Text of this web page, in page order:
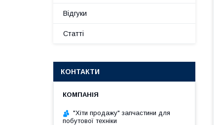
Відгуки
Статті
КОНТАКТИ
"Хіти продажу" запчастини для
побутової техніки